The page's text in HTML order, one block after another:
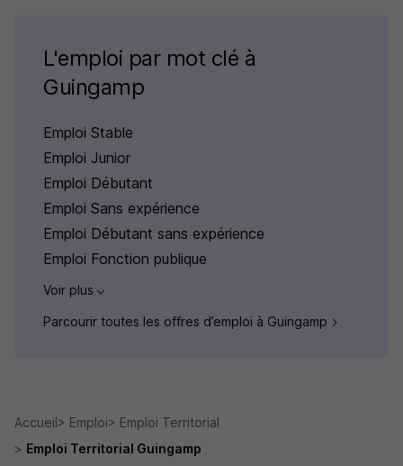
L'emploi par mot clé à
Guingamp
Emploi Stable
Emploi Junior
Emploi Débutant
Emploi Sans expérience
Emploi Débutant sans expérience
Emploi Fonction publique
Voir plus
Parcourir toutes les offres d’emploi à Guingamp
Accueil Emploi
Emploi Territorial
Emploi Territorial Guingamp